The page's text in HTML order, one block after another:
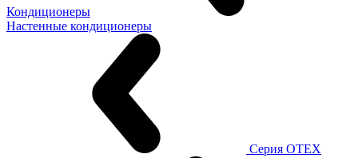
Кондиционеры
Настенные кондиционеры
Серия OTEX